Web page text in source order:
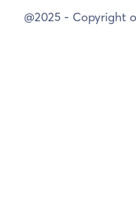
@2025 - Copyright